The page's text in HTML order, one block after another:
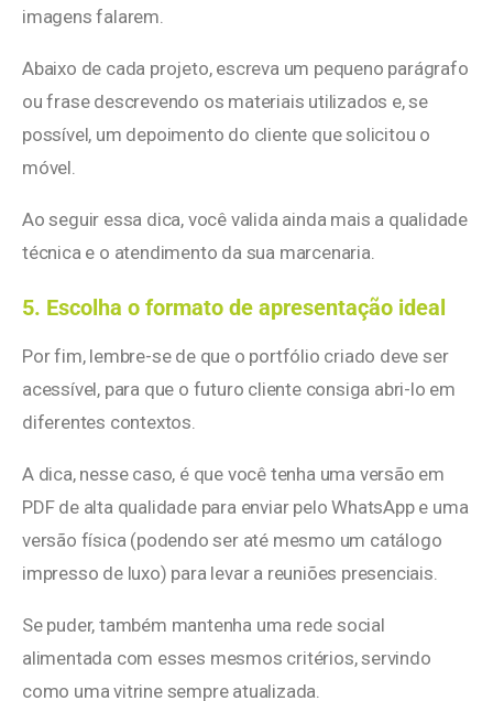
imagens falarem.
Abaixo de cada projeto, escreva um pequeno parágrafo
ou frase descrevendo os materiais utilizados e, se
possível, um depoimento do cliente que solicitou o
móvel.
Ao seguir essa dica, você valida ainda mais a qualidade
técnica e o atendimento da sua marcenaria.
5. Escolha o formato de apresentação ideal
Por fim, lembre-se de que o portfólio criado deve ser
acessível, para que o futuro cliente consiga abri-lo em
diferentes contextos.
A dica, nesse caso, é que você tenha uma versão em
PDF de alta qualidade para enviar pelo WhatsApp e uma
versão física (podendo ser até mesmo um catálogo
impresso de luxo) para levar a reuniões presenciais.
Se puder, também mantenha uma rede social
alimentada com esses mesmos critérios, servindo
como uma vitrine sempre atualizada.